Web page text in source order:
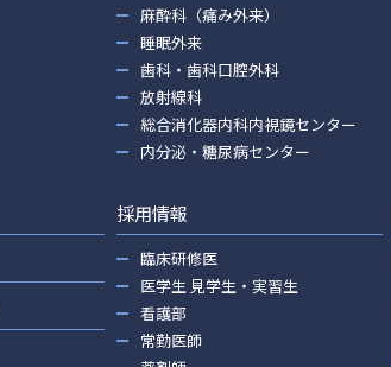
麻酔科（痛み外来）
睡眠外来
歯科・歯科口腔外科
放射線科
総合消化器内科内視鏡センター
内分泌・糖尿病センター
採用情報
臨床研修医
医学生 見学生・実習生
看護部
常勤医師